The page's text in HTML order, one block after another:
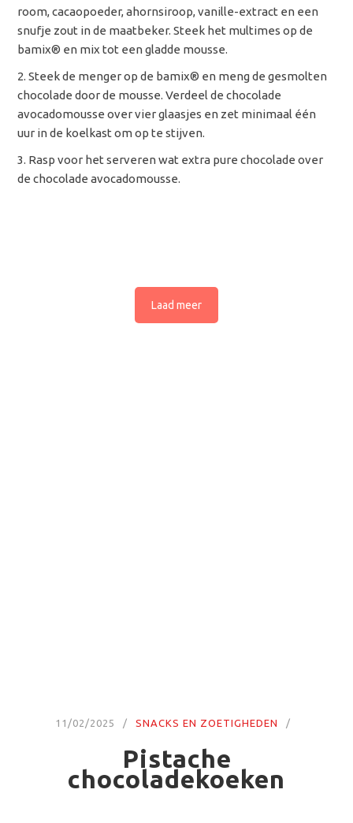
room, cacaopoeder, ahornsiroop, vanille-extract en een
snufje zout in de maatbeker. Steek het multimes op de
bamix® en mix tot een gladde mousse.
Steek de menger op de bamix® en meng de gesmolten
chocolade door de mousse. Verdeel de chocolade
avocadomousse over vier glaasjes en zet minimaal één
uur in de koelkast om op te stijven.
Rasp voor het serveren wat extra pure chocolade over
de chocolade avocadomousse.
Laad meer
11/02/2025 SNACKS EN ZOETIGHEDEN
Pistache
chocoladekoeken